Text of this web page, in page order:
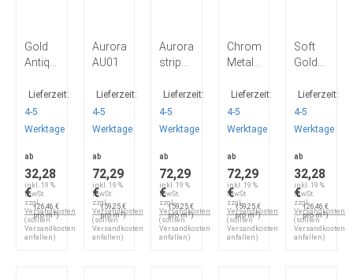
Gold
Antique
Lieferzeit:
4-5
Werktage
ab
32,28
€
(26,46 €
pro m²)
inkl. 19 %
MwSt.
zzgl.
Versandkosten
(sollten
Versandkosten
anfallen)
Aurora
AU01
Lieferzeit:
4-5
Werktage
ab
72,29
€
(59,25 €
pro m²)
inkl. 19 %
MwSt.
zzgl.
Versandkosten
(sollten
Versandkosten
anfallen)
Aurora
stripes
Lieferzeit:
4-5
Werktage
ab
72,29
€
(59,25 €
pro m²)
inkl. 19 %
MwSt.
zzgl.
Versandkosten
(sollten
Versandkosten
anfallen)
Chromed
Metal
Lieferzeit:
4-5
Werktage
ab
72,29
€
(59,25 €
pro m²)
inkl. 19 %
MwSt.
zzgl.
Versandkosten
(sollten
Versandkosten
anfallen)
Soft
Gold
Lieferzeit:
4-5
Werktage
ab
32,28
€
(26,46 €
pro m²)
inkl. 19 %
MwSt.
zzgl.
Versandkosten
(sollten
Versandkosten
anfallen)